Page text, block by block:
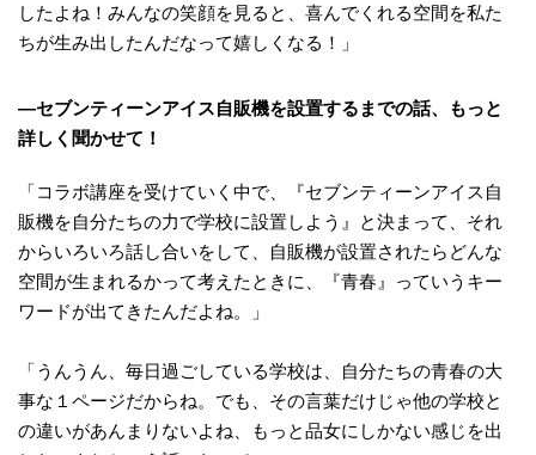
したよね！みんなの笑顔を見ると、喜んでくれる空間を私た
ちが生み出したんだなって嬉しくなる！」
―セブンティーンアイス自販機を設置するまでの話、もっと
詳しく聞かせて！
「コラボ講座を受けていく中で、『セブンティーンアイス自
販機を自分たちの力で学校に設置しよう』と決まって、それ
からいろいろ話し合いをして、自販機が設置されたらどんな
空間が生まれるかって考えたときに、『青春』っていうキー
ワードが出てきたんだよね。」
「うんうん、毎日過ごしている学校は、自分たちの青春の大
事な１ページだからね。でも、その言葉だけじゃ他の学校と
の違いがあんまりないよね、もっと品女にしかない感じを出